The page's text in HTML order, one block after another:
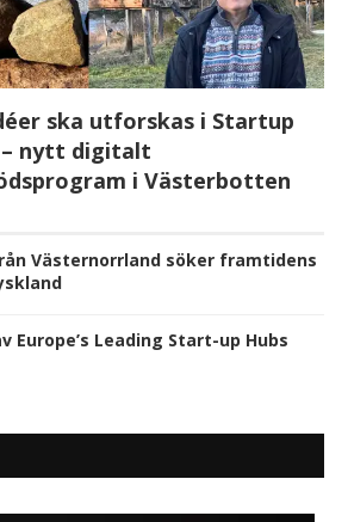
ska utforskas i Startup
– nytt digitalt
i Västerbotten
Västernorrland söker framtidens
Europe’s Leading Start-up Hubs